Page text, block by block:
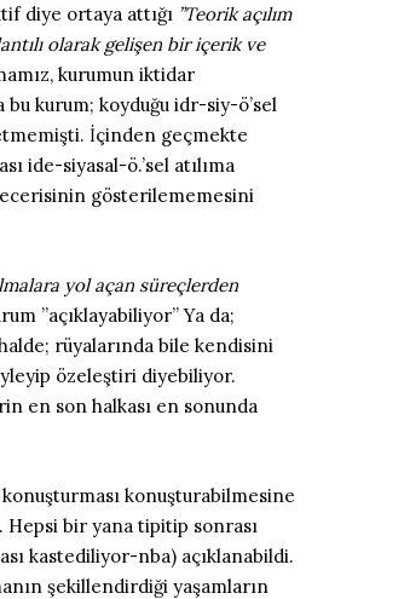
diye ortaya attığı ”Teorik açılım
olarak gelişen bir içerik ve
kurumun iktidar
kurum; koyduğu idr-siy-ö’sel
İçinden geçmekte
ide-siyasal-ö.’sel atılıma
gösterilememesini
yol açan süreçlerden
”açıklayabiliyor” Ya da;
rüyalarında bile kendisini
özeleştiri diyebiliyor.
en son halkası en sonunda
konuşturabilmesine
Hepsi bir yana tipitip sonrası
kastediliyor-nba) açıklanabildi.
şekillendirdiği yaşamların